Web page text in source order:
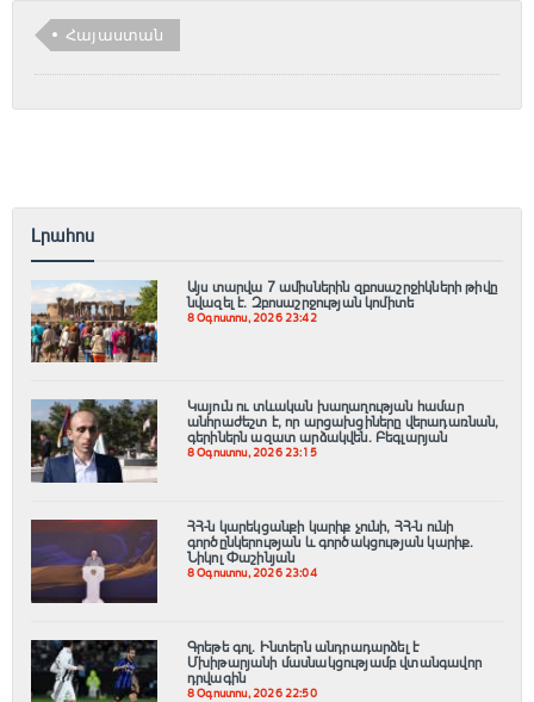
Հայաստան
Լրահոս
Այս տարվա 7 ամիսներին զբոսաշրջիկների թիվը
նվազել է. Զբոսաշրջության կոմիտե
8 Օգոստոս, 2026 23:42
Կայուն ու տևական խաղաղության համար
անհրաժեշտ է, որ արցախցիները վերադառնան,
գերիներն ազատ արձակվեն․ Բեգլարյան
8 Օգոստոս, 2026 23:15
ՀՀ-ն կարեկցանքի կարիք չունի, ՀՀ-ն ունի
գործընկերության և գործակցության կարիք․
Նիկոլ Փաշինյան
8 Օգոստոս, 2026 23:04
Գրեթե գոլ. Ինտերն անդրադարձել է
Մխիթարյանի մասնակցությամբ վտանգավոր
դրվագին
8 Օգոստոս, 2026 22:50